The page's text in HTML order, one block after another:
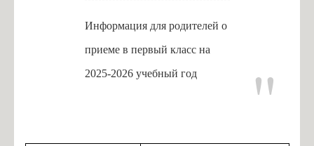
Информация для родителей о
приеме в первый класс на
2025-2026 учебный год